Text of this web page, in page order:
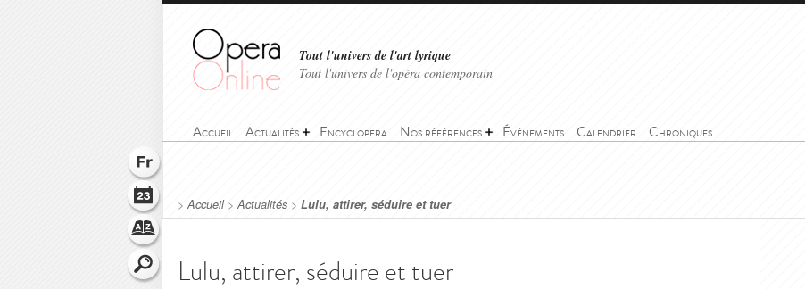
Tout l'univers de l'art lyrique
Tout l'univers de l'opéra contemporain
Accueil Actualités Encyclopera Nos références Événements Calendrier Chroniques
>Accueil>Actualités > Lulu, attirer, séduire et tuer
Lulu, attirer, séduire et tuer